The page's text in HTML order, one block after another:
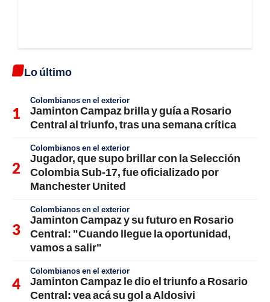
Lo último
Colombianos en el exterior
Jaminton Campaz brilla y guía a Rosario
Central al triunfo, tras una semana crítica
Colombianos en el exterior
Jugador, que supo brillar con la Selección
Colombia Sub-17, fue oficializado por
Manchester United
Colombianos en el exterior
Jaminton Campaz y su futuro en Rosario
Central: "Cuando llegue la oportunidad,
vamos a salir"
Colombianos en el exterior
Jaminton Campaz le dio el triunfo a Rosario
Central: vea acá su gol a Aldosivi